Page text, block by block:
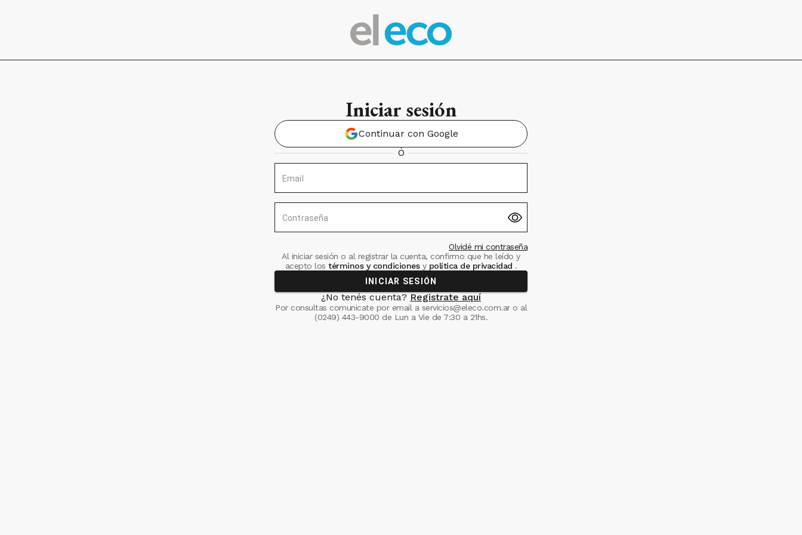
Iniciar sesión
Continuar con Google
Ó
Email
Contraseña
Olvidé mi contraseña
Al iniciar sesión o al registrar la cuenta, confirmo que he leído y
acepto los términos y condiciones ypolítica de privacidad .
INICIAR SESIÓN
¿No tenés cuenta? Registrate aquí
Por consultas comunicate por email a servicios@eleco.com.aro al
(0249) 443-9000 de Lun a Vie de 7:30 a 21hs.